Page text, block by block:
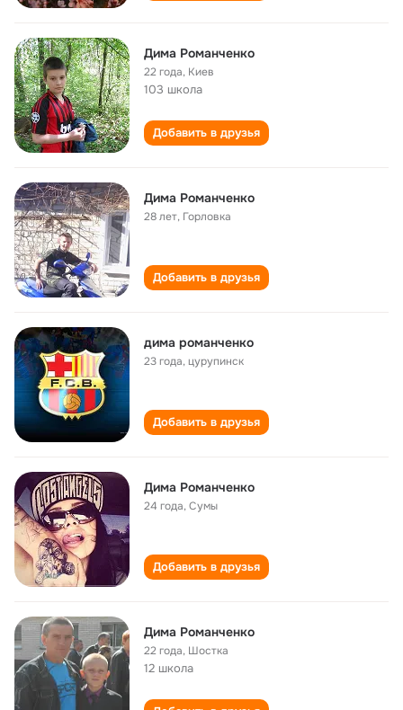
Дима Романченко
22 года, Киев
103 школа
Добавить в друзья
Дима Романченко
28 лет, Горловка
Добавить в друзья
дима романченко
23 года,цурупинск
Добавить в друзья
Дима Романченко
24 года,Сумы
Добавить в друзья
Дима Романченко
22 года, Шостка
12 школа